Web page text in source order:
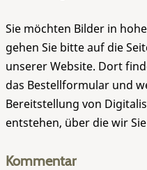
Sie möchten Bilder in
gehen Sie bitte auf die
unserer Website. Dort
das Bestellformular und
Bereitstellung von
entstehen, über die wir
Kommentar